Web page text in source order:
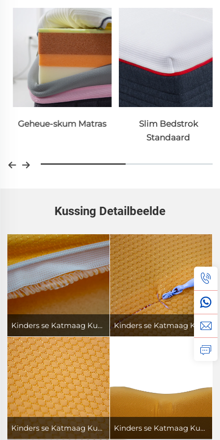
Geheue-skum Matras
Slim Bedstrok
Standaard
Kussing Detailbeelde
Kinders se Katmaag Kussing Kinders se Katmaag Kussing
Kinders se Katmaag Kussing Kinders se Katmaag Kussing